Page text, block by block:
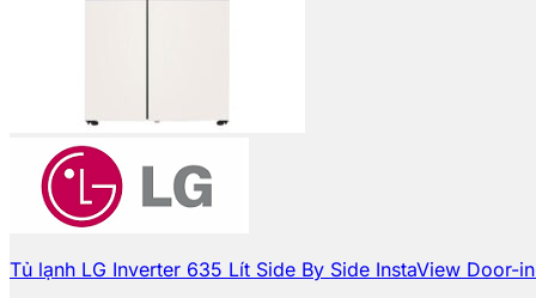
Tủ lạnh LG Inverter 635 Lít Side By Side InstaView Door-